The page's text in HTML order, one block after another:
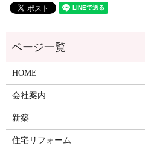
HOME
会社案内
新築
住宅リフォーム